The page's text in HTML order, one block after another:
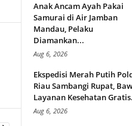
Anak Ancam Ayah Pakai
Samurai di Air Jamban
Mandau, Pelaku
Diamankan...
Aug 6, 2026
Ekspedisi Merah Putih
Riau Sambangi Rupat,
Layanan Kesehatan
Aug 6, 2026